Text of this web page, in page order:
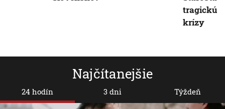
Najčítanejšie
24 hodín 3 dni Týždeň
tragickú
krízy